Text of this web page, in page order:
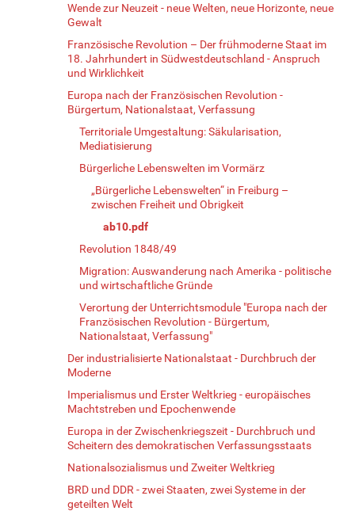
Wende zur Neuzeit - neue Welten, neue Horizonte, neue
Gewalt
Französische Revolution – Der frühmoderne Staat im
18. Jahrhundert in Südwestdeutschland - Anspruch
und Wirklichkeit
Europa nach der Französischen Revolution -
Bürgertum, Nationalstaat, Verfassung
Territoriale Umgestaltung: Säkularisation,
Mediatisierung
Bürgerliche Lebenswelten im Vormärz
„Bürgerliche Lebenswelten“ in Freiburg –
zwischen Freiheit und Obrigkeit
ab10.pdf
Revolution 1848/49
Migration: Auswanderung nach Amerika - politische
und wirtschaftliche Gründe
Verortung der Unterrichtsmodule "Europa nach der
Französischen Revolution - Bürgertum,
Nationalstaat, Verfassung"
Der industrialisierte Nationalstaat - Durchbruch der
Moderne
Imperialismus und Erster Weltkrieg - europäisches
Machtstreben und Epochenwende
Europa in der Zwischenkriegszeit - Durchbruch und
Scheitern des demokratischen Verfassungsstaats
Nationalsozialismus und Zweiter Weltkrieg
BRD und DDR - zwei Staaten, zwei Systeme in der
geteilten Welt